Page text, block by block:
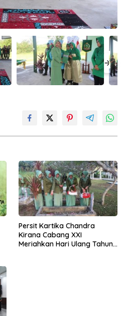
Persit Kartika Chandra
Kirana Cabang XXI
Meriahkan Hari Ulang Tahun